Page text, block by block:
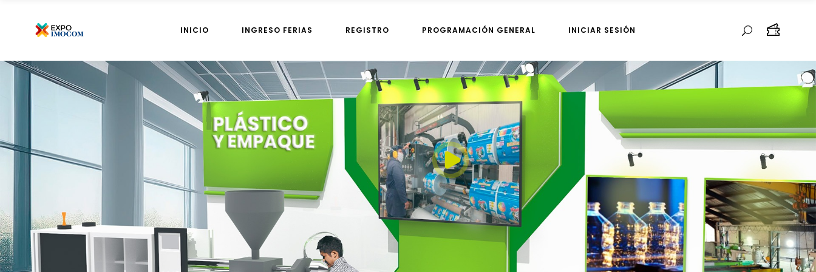
INICIO INGRESO FERIAS REGISTRO PROGRAMACIÓN GENERAL INICIAR SESIÓN